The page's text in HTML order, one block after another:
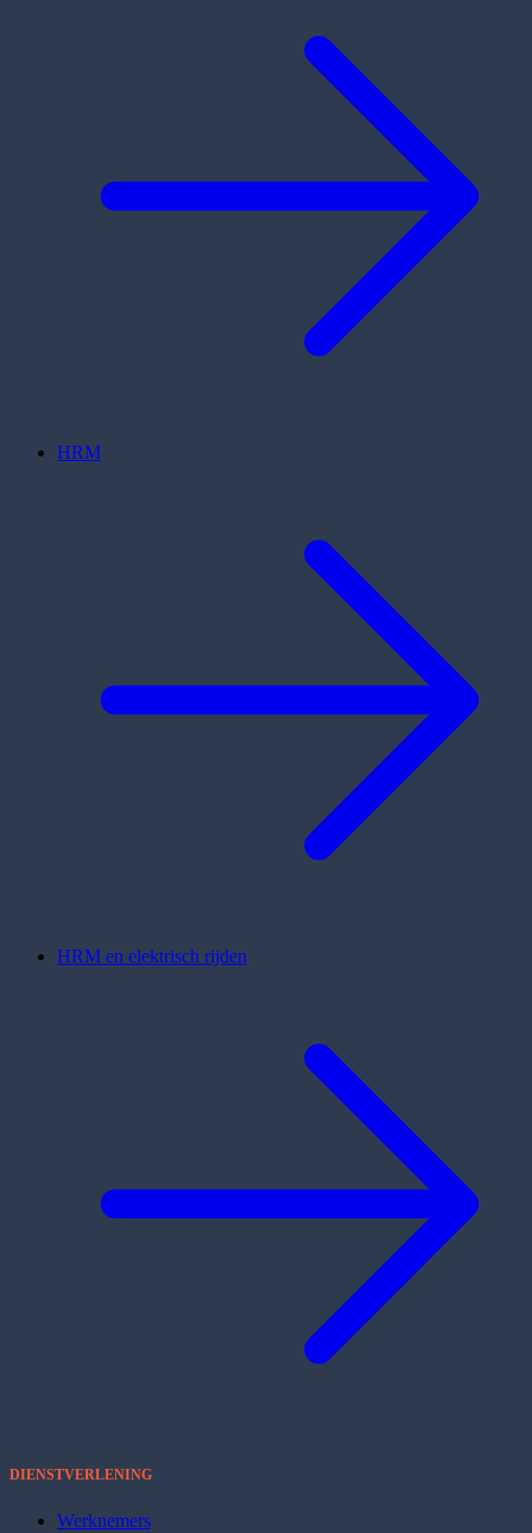
HRM
HRM en elektrisch rijden
DIENSTVERLENING
Werknemers